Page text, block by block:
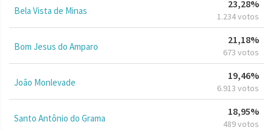
Bela Vista de Minas
23,28%
1.234 votos
Bom Jesus do Amparo
21,18%
673 votos
João Monlevade
19,46%
6.913 votos
Santo Antônio do Grama
18,95%
489 votos